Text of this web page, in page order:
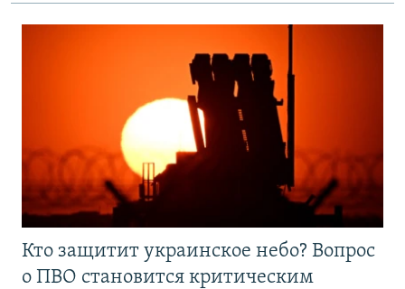
Кто защитит украинское небо? Вопрос
о ПВО становится критическим